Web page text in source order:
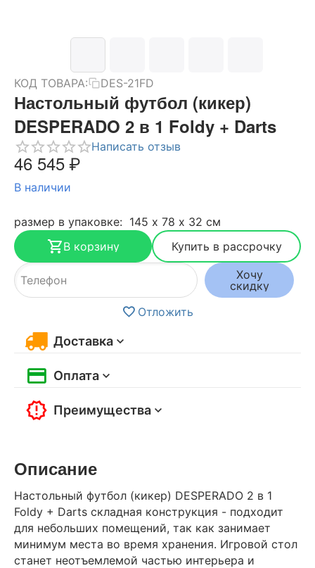
КОД ТОВАРА: DES-21FD
Настольный футбол (кикер)
DESPERADO 2 в 1 Foldy + Darts
Написать отзыв
46 545₽
В наличии
размер в упаковке: 145 х 78 х 32 см
В корзину
Купить в рассрочку
Хочу
скидку
Отложить
Доставка
Оплата
Преимущества
Описание
Настольный футбол (кикер) DESPERADO 2 в 1
Foldy + Darts складная конструкция - подходит
для небольших помещений, так как занимает
минимум места во время хранения. Игровой стол
станет неотъемлемой частью интерьера и